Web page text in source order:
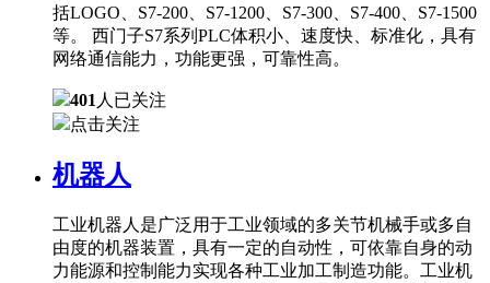
括LOGO、S7-200、S7-1200、S7-300、S7-400、S7-1500
等。 西门子S7系列PLC体积小、速度快、标准化，具有
网络通信能力，功能更强，可靠性高。
401 人已关注
点击关注
机器人
工业机器人是广泛用于工业领域的多关节机械手或多自
由度的机器装置，具有一定的自动性，可依靠自身的动
力能源和控制能力实现各种工业加工制造功能。工业机